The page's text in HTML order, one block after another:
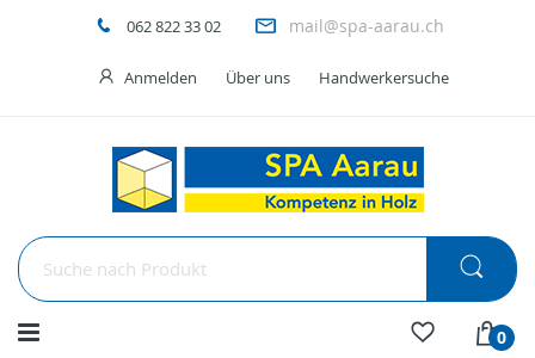
062 822 33 02 mail@spa-aarau.ch
Anmelden Über uns Handwerkersuche
Menü
0